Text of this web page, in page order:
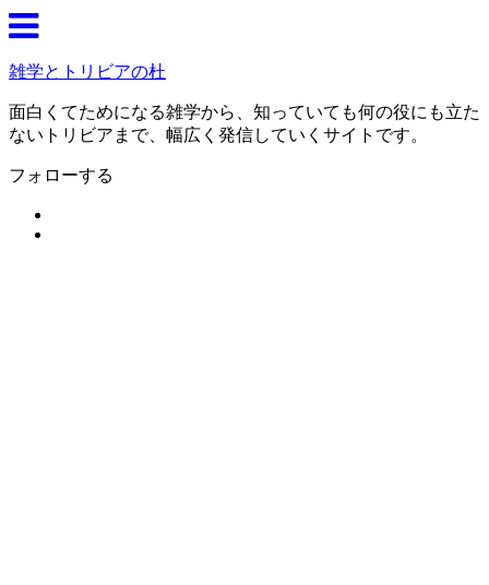
雑学とトリビアの杜
面白くてためになる雑学から、知っていても何の役にも立た
ないトリビアまで、幅広く発信していくサイトです。
フォローする